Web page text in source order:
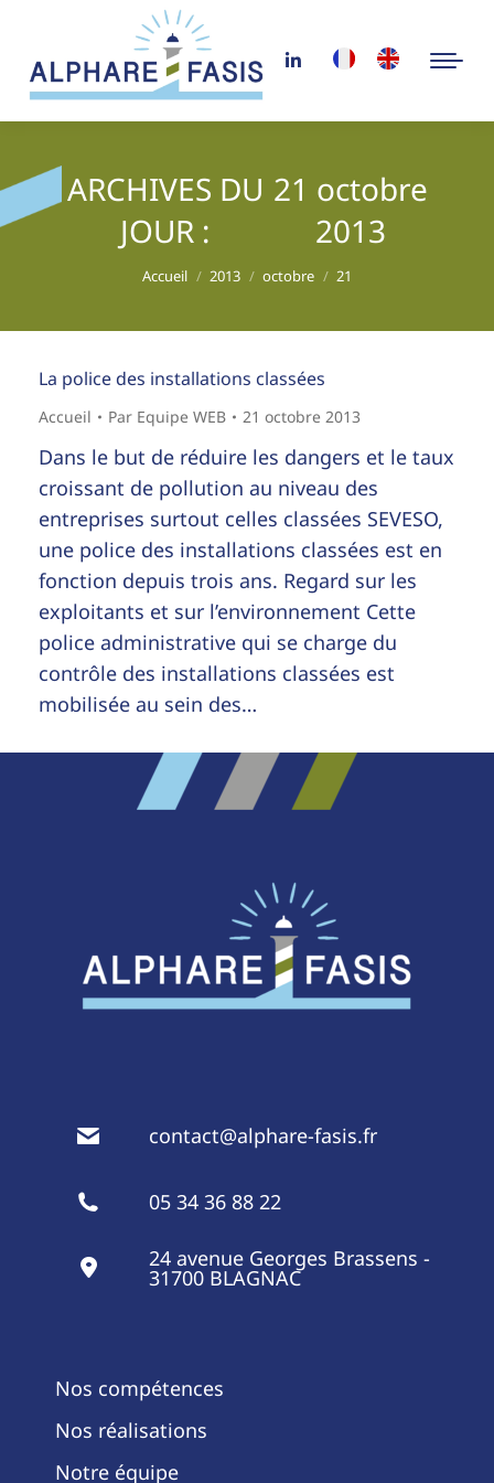
ARCHIVES DU
JOUR :
21 octobre
2013
Vous êtes ici :
Accueil 2013 octobre 21
La police des installations classées
Accueil Par Equipe WEB 21 octobre 2013
Dans le but de réduire les dangers et le taux
croissant de pollution au niveau des
entreprises surtout celles classées SEVESO,
une police des installations classées est en
fonction depuis trois ans. Regard sur les
exploitants et sur l’environnement Cette
police administrative qui se charge du
contrôle des installations classées est
mobilisée au sein des…
contact@alphare-fasis.fr
05 34 36 88 22
24 avenue Georges Brassens -
31700 BLAGNAC
Nos compétences
Nos réalisations
Notre équipe